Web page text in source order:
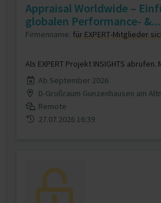
Appraisal Worldwide –
globalen Performance- &...
Firmenname: für EXPERT-Mitglieder
Als EXPERT Projekt INSIGHTS abrufen.
Ab September 2026
D-Großraum Gunzenhausen am
Remote
27.07.2026 16:39